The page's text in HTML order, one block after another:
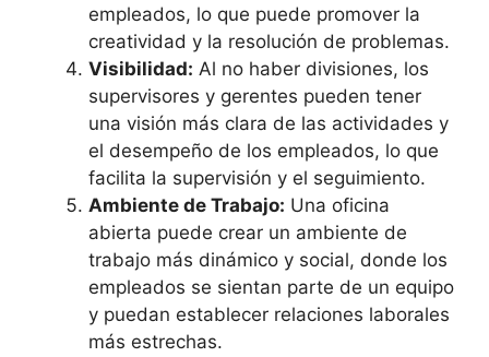
empleados, lo que puede promover la
creatividad y la resolución de problemas.
Visibilidad: Al no haber divisiones, los
supervisores y gerentes pueden tener
una visión más clara de las actividades y
el desempeño de los empleados, lo que
facilita la supervisión y el seguimiento.
Ambiente de Trabajo: Una oficina
abierta puede crear un ambiente de
trabajo más dinámico y social, donde los
empleados se sientan parte de un equipo
y puedan establecer relaciones laborales
más estrechas.